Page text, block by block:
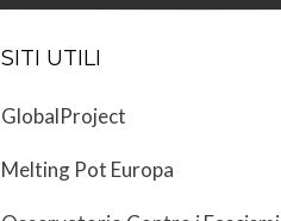
SITI UTILI
GlobalProject
Melting Pot Europa